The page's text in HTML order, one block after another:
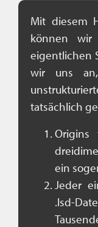
Mit diesem
können
eigentlichen
wir uns
tatsächlich
ein
Jeder
.lsd-